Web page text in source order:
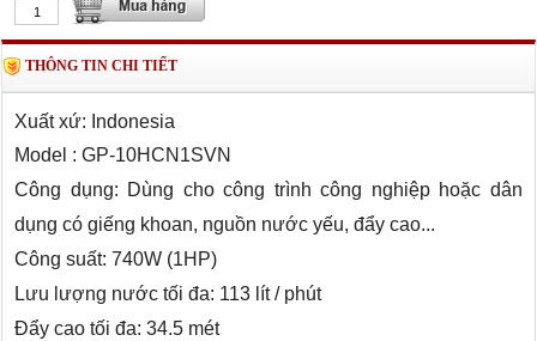
THÔNG TIN CHI TIẾT
Xuất xứ: Indonesia
Model : GP-10HCN1SVN
Công dụng: Dùng cho công trình công nghiệp hoặc dân
dụng có giếng khoan, nguồn nước yếu, đẩy cao...
Công suất: 740W (1HP)
Lưu lượng nước tối đa: 113 lít / phút
Đẩy cao tối đa: 34.5 mét